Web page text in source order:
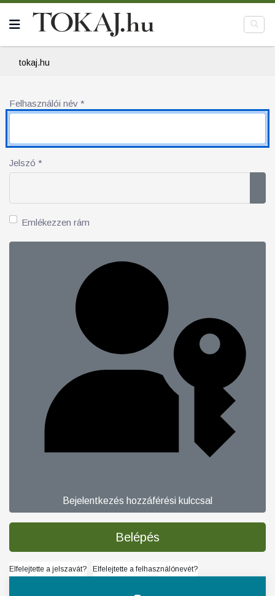
tokaj.hu
Felhasználói név *
Jelszó *
Emlékezzen rám
Bejelentkezés hozzáférési kulccsal
Belépés
Elfelejtette a jelszavát? Elfelejtette a felhasználónevét?